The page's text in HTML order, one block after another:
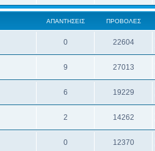
ΑΠΑΝΤΉΣΕΙΣ ΠΡΟΒΟΛΈΣ
0 22604
9 27013
6 19229
2 14262
0 12370